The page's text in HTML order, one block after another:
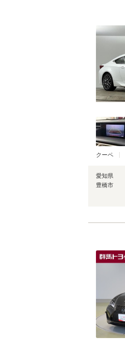
クーペ
愛知県
豊橋市